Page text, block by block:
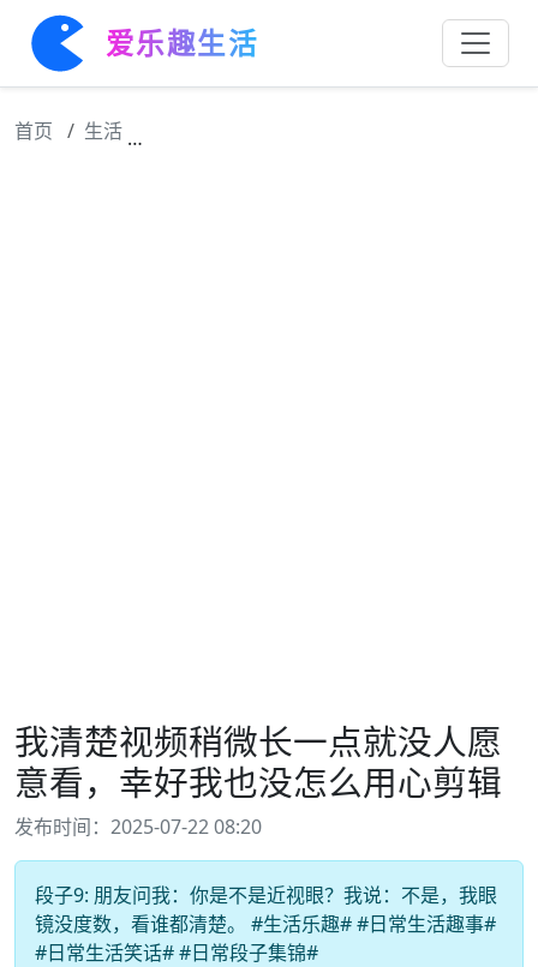
爱乐趣生活
首页 生活
我清楚视频稍微长一点就没人愿
意看，幸好我也没怎么用心剪辑
发布时间：2025-07-22 08:20
段子9: 朋友问我：你是不是近视眼？我说：不是，我眼
镜没度数，看谁都清楚。 #生活乐趣# #日常生活趣事#
#日常生活笑话# #日常段子集锦#